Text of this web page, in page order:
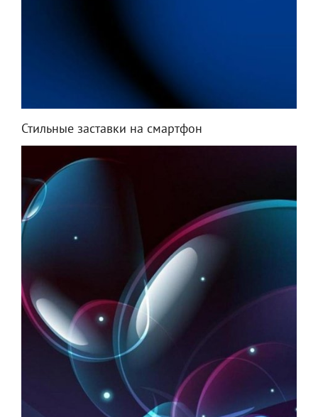
Стильные заставки на смартфон